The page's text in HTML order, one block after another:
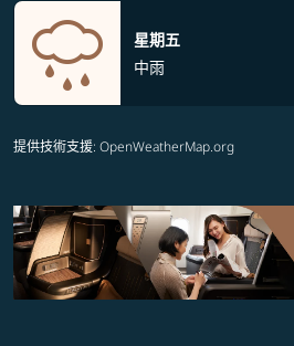
星期五
中雨
提供技術支援: OpenWeatherMap.org